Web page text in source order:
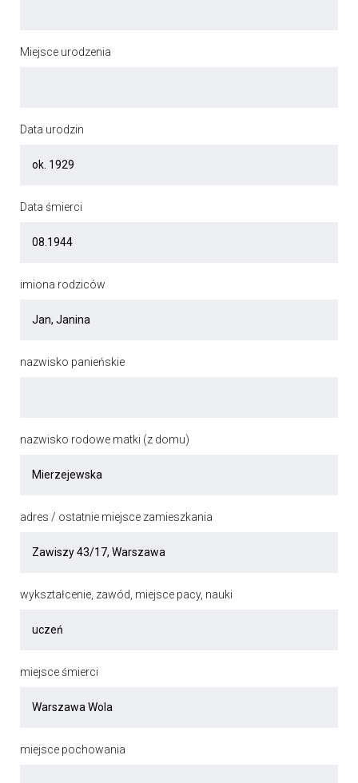
Miejsce urodzenia
Data urodzin
Data śmierci
imiona rodziców
nazwisko panieńskie
nazwisko rodowe matki (z domu)
adres / ostatnie miejsce zamieszkania
wykształcenie, zawód, miejsce pacy, nauki
miejsce śmierci
miejsce pochowania